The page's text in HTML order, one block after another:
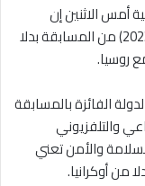
أمس الاثنين إن
بريطانيا سوف تستضيف نسخة العام المقبل (2023) من المسابقة بدلا
روسيا.
الفائزة بالمسابقة
والتلفزيوني
والأمن تعني
من أوكرانيا.